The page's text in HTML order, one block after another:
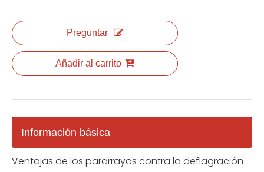
Preguntar
Añadir al carrito
Información básica
Ventajas de los pararrayos contra la deflagración